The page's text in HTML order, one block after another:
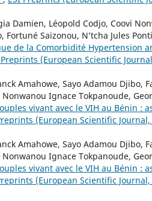
Damien, Léopold Codjo, Coovi
Fortuné Saizonou, N’tcha Jules
de la Comorbidité Hypertension
Preprints (European Scientific
Amahowe, Sayo Adamou Djibo,
Ignace Tokpanoude,
vivant avec le VIH au Bénin :
(European Scientific Journal,
Amahowe, Sayo Adamou Djibo,
Ignace Tokpanoude,
vivant avec le VIH au Bénin :
(European Scientific Journal,